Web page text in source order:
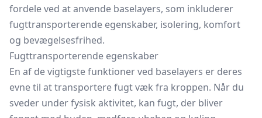
fordele ved at anvende baselayers, som inkluderer
fugttransporterende egenskaber, isolering, komfort
og bevægelsesfrihed.
Fugttransporterende egenskaber
En af de vigtigste funktioner ved baselayers er deres
evne til at transportere fugt væk fra kroppen. Når du
sveder under fysisk aktivitet, kan fugt, der bliver